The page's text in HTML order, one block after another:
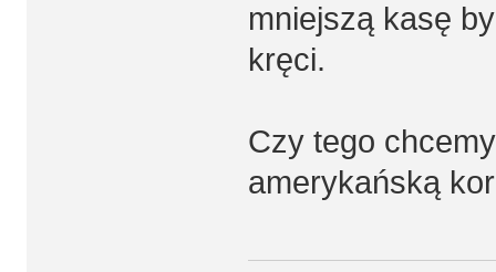
mniejszą kasę
kręci.
Czy tego
amerykańską